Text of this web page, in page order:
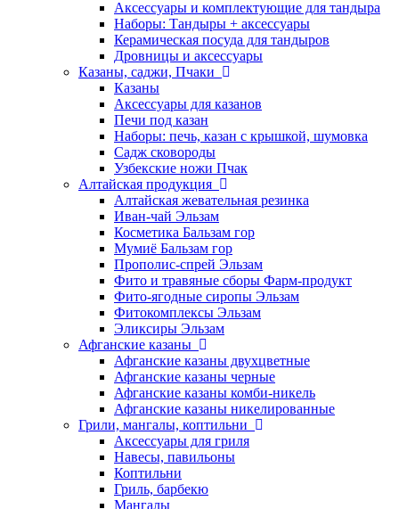
Аксессуары и комплектующие для тандыра
Наборы: Тандыры + аксессуары
Керамическая посуда для тандыров
Дровницы и аксессуары
Казаны, саджи, Пчаки
Казаны
Аксессуары для казанов
Печи под казан
Наборы: печь, казан с крышкой, шумовка
Садж сковороды
Узбекские ножи Пчак
Алтайская продукция
Алтайская жевательная резинка
Иван-чай Эльзам
Косметика Бальзам гор
Мумиё Бальзам гор
Прополис-спрей Эльзам
Фито и травяные сборы Фарм-продукт
Фито-ягодные сиропы Эльзам
Фитокомплексы Эльзам
Эликсиры Эльзам
Афганские казаны
Афганские казаны двухцветные
Афганские казаны черные
Афганские казаны комби-никель
Афганские казаны никелированные
Грили, мангалы, коптильни
Аксессуары для гриля
Навесы, павильоны
Коптильни
Гриль, барбекю
Мангалы